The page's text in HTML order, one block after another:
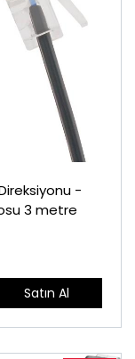
-
3 metre
Satın Al